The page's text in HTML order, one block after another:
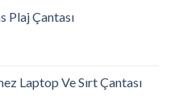
Plaj Çantası
Laptop Ve Sırt Çantası